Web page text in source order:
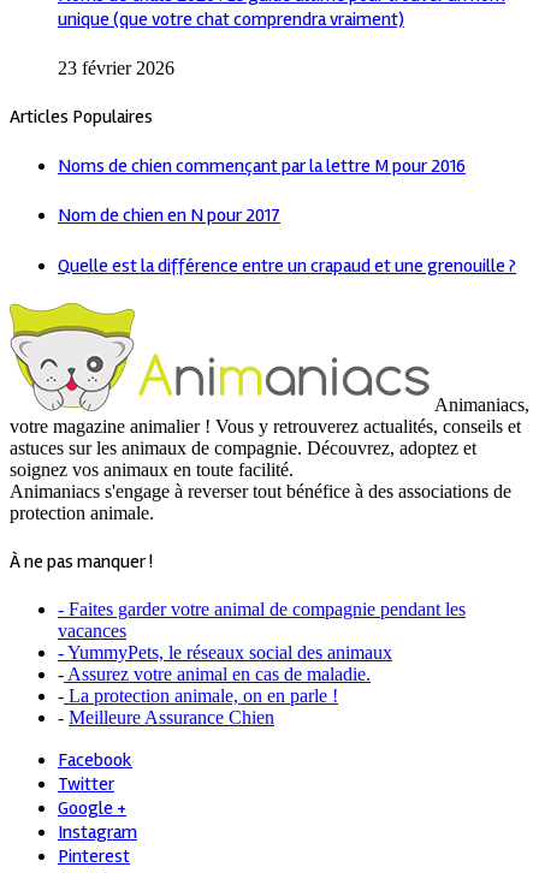
unique (que votre chat comprendra vraiment)
23 février 2026
Articles Populaires
Noms de chien commençant par la lettre M pour 2016
Nom de chien en N pour 2017
Quelle est la différence entre un crapaud et une grenouille ?
Animaniacs,
votre magazine animalier ! Vous y retrouverez actualités, conseils et
astuces sur les animaux de compagnie. Découvrez, adoptez et
soignez vos animaux en toute facilité.
Animaniacs s'engage à reverser tout bénéfice à des associations de
protection animale.
À ne pas manquer !
- Faites garder votre animal de compagnie pendant les
vacances
- YummyPets, le réseaux social des animaux
- Assurez votre animal en cas de maladie.
- La protection animale, on en parle !
- Meilleure Assurance Chien
Facebook
Twitter
Google +
Instagram
Pinterest